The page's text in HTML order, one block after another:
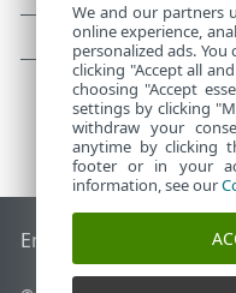
End of Life ESET žinių
We and our partners
online experience,
personalized ads.
clicking "Accept all
choosing "Accept
settings by clicking
withdraw your
anytime by clicking
footer or in your
information, see our